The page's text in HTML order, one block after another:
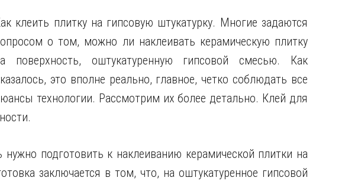
клеить плитку на гипсовую штукатурку. Многие задаются
о том, можно ли наклеивать керамическую плитку
поверхность, оштукатуренную гипсовой смесью. Как
это вполне реально, главное, четко соблюдать все
технологии. Рассмотрим их более детально. Клей для
нужно подготовить к наклеиванию керамической плитки на
заключается в том, что, на оштукатуренное гипсовой